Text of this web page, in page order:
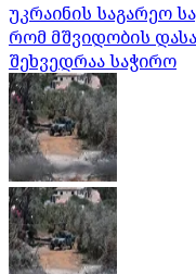
უკრაინის საგარეო
რომ მშვიდობის
შეხვედრაა საჭირო